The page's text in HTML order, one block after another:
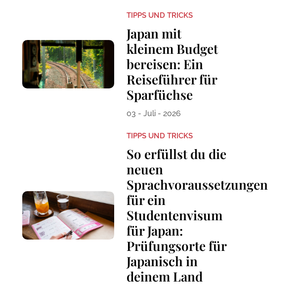
TIPPS UND TRICKS
Japan mit
kleinem Budget
bereisen: Ein
Reiseführer für
Sparfüchse
03 - Juli - 2026
TIPPS UND TRICKS
So erfüllst du die
neuen
Sprachvoraussetzungen
für ein
Studentenvisum
für Japan:
Prüfungsorte für
Japanisch in
deinem Land